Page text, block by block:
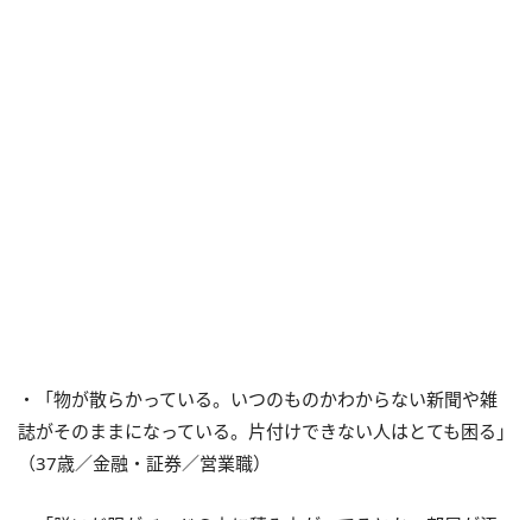
・「物が散らかっている。いつのものかわからない新聞や雑
誌がそのままになっている。片付けできない人はとても困る」
（37歳／金融・証券／営業職）